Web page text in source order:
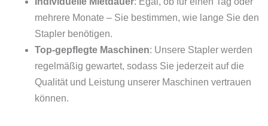
mehrere Monate – Sie bestimmen, wie lange Sie den
Stapler benötigen.
Top-gepflegte Maschinen: Unsere Stapler werden
regelmäßig gewartet, sodass Sie jederzeit auf die
Qualität und Leistung unserer Maschinen vertrauen
können.